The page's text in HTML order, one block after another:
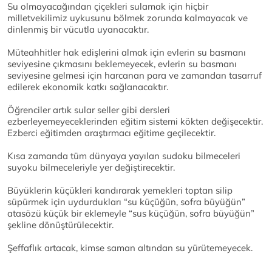
Su olmayacağından çiçekleri sulamak için hiçbir
milletvekilimiz uykusunu bölmek zorunda kalmayacak ve
dinlenmiş bir vücutla uyanacaktır.
Müteahhitler hak edişlerini almak için evlerin su basmanı
seviyesine çıkmasını beklemeyecek, evlerin su basmanı
seviyesine gelmesi için harcanan para ve zamandan tasarruf
edilerek ekonomik katkı sağlanacaktır.
Öğrenciler artık sular seller gibi dersleri
ezberleyemeyeceklerinden eğitim sistemi kökten değişecektir.
Ezberci eğitimden araştırmacı eğitime geçilecektir.
Kısa zamanda tüm dünyaya yayılan sudoku bilmeceleri
suyoku bilmeceleriyle yer değiştirecektir.
Büyüklerin küçükleri kandırarak yemekleri toptan silip
süpürmek için uydurdukları “su küçüğün, sofra büyüğün”
atasözü küçük bir eklemeyle “sus küçüğün, sofra büyüğün”
şekline dönüştürülecektir.
Şeffaflık artacak, kimse saman altından su yürütemeyecek.